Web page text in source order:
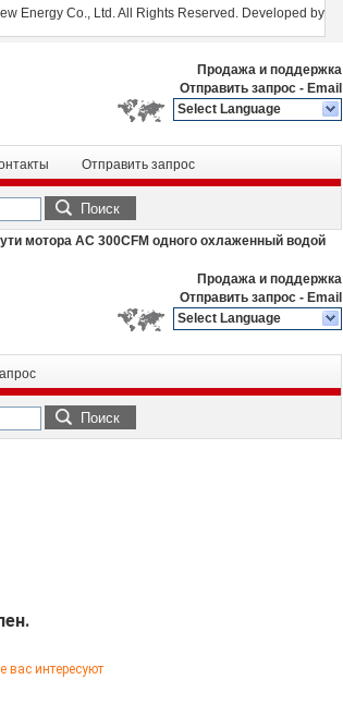
Energy Co., Ltd. All Rights Reserved. Developed by
Продажа и поддержка
Отправить запрос - Email
Select Language
Отправить запрос
Поиск
мотора AC 300CFM одного охлаженный водой
Продажа и поддержка
Отправить запрос - Email
Select Language
Поиск
вас интересуют